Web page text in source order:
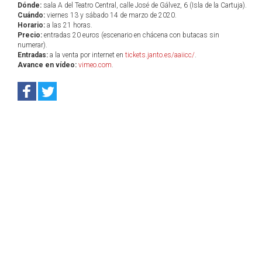
Dónde: sala A del Teatro Central, calle José de Gálvez, 6 (Isla de la Cartuja).
Cuándo: viernes 13 y sábado 14 de marzo de 2020.
Horario: a las 21 horas.
Precio: entradas 20 euros (escenario en chácena con butacas sin
numerar).
Entradas: a la venta por internet en tickets.janto.es/aaiicc/.
Avance en vídeo: vimeo.com.